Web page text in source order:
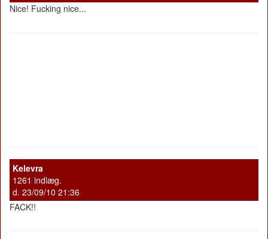
Nice! Fucking nice...
Kelevra
1261 indlæg.
d. 23/09/10 21:36
FACK!!